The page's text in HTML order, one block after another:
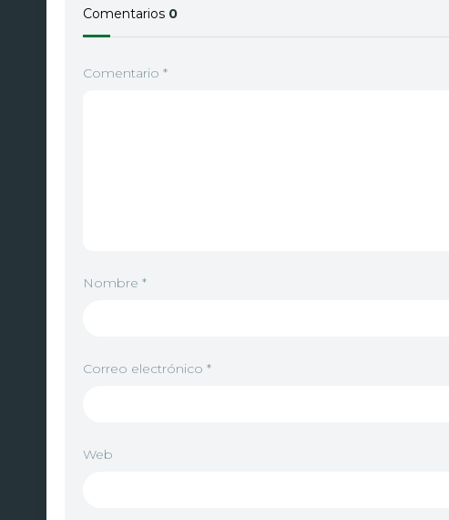
Comentarios 0
Comentario *
Nombre *
Correo electrónico *
Web